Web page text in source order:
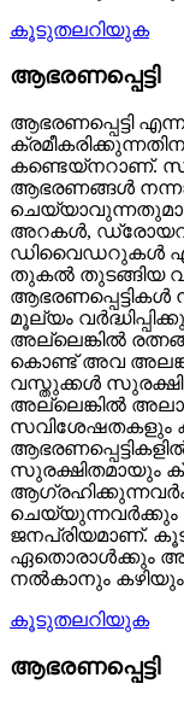
കൂടുതലറിയുക
ആഭരണപ്പെട്ടി
ആഭരണപ്പെട്ടി
കണ്ടെയ്നറാണ്.
ആഭരണങ്ങൾ
അറകൾ,
ഡിവൈഡറുകൾ
തുകൽ തുടങ്ങിയ
ആഭരണപ്പെട്ടികൾ
മൂല്യം
അല്ലെങ്കിൽ
കൊണ്ട് അവ
വസ്തുക്കൾ
അല്ലെങ്കിൽ
സുരക്ഷിതമായും
ചെയ്യുന്നവർക്കും
ജനപ്രിയമാണ്.
ഏതൊരാൾക്കും
നൽകാനും
കൂടുതലറിയുക
ആഭരണപ്പെട്ടി